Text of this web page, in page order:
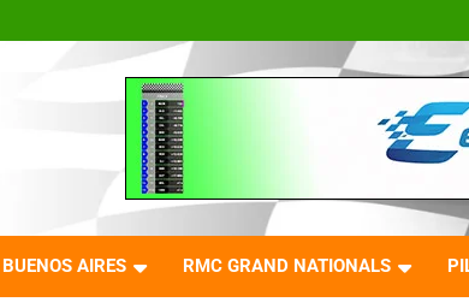
AIRES RMC GRAND NATIONALS